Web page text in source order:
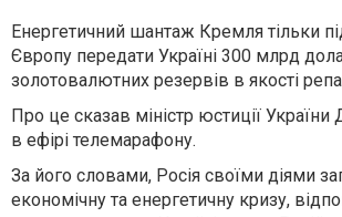
Енергетичний шантаж Кремля тільки
Європу передати Україні 300 млрд
золотовалютних резервів в якості
Про це сказав міністр юстиції
в ефірі телемарафону.
За його словами, Росія своїми діями
економічну та енергетичну кризу,